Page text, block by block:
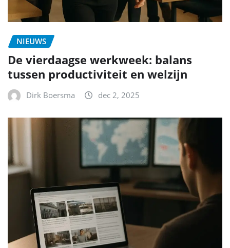
NIEUWS
De vierdaagse werkweek: balans
tussen productiviteit en welzijn
Dirk Boersma dec 2, 2025